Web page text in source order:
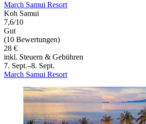
March Samui Resort
Koh Samui
7,6/10
Gut
(10 Bewertungen)
28 €
inkl. Steuern & Gebühren
7. Sept.–8. Sept.
March Samui Resort